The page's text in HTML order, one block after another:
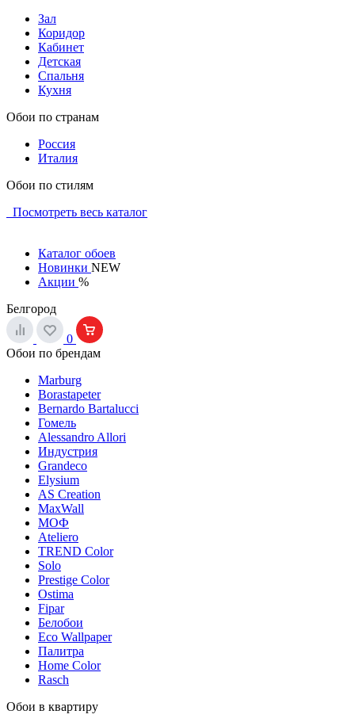
Зал
Коридор
Кабинет
Детская
Спальня
Кухня
Обои по странам
Россия
Италия
Обои по стилям
Посмотреть весь каталог
Каталог обоев
Новинки NEW
Акции %
Белгород
0
Обои по брендам
Marburg
Borastapeter
Bernardo Bartalucci
Гомель
Alessandro Allori
Индустрия
Grandeco
Elysium
AS Creation
MaxWall
МОФ
Ateliero
TREND Color
Solo
Prestige Color
Ostima
Fipar
Белобои
Eco Wallpaper
Палитра
Home Color
Rasch
Обои в квартиру